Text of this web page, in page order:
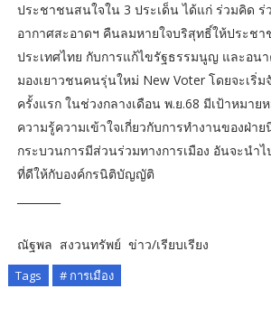
ประชาชนสนใจใน 3 ประเด็น ได้แก่ ร่วมคิด ร่
อากาศสะอาดฯ คืนลมหายใจบริสุทธิ์ให้ประช
ประเทศไทย กับการแก้ไขรัฐธรรมนูญ และอน
มองเยาวชนคนรุ่นใหม่ New Voter โดยจะเริ่ม
ครั้งแรก ในช่วงกลางเดือน พ.ย.68 มีเป้าหมาย
ความรู้ความเข้าใจเกี่ยวกับการทำงานของฝ่า
กระบวนการมีส่วนร่วมทางการเมือง อันจะนำ
ที่ดีให้กับองค์กรนิติบัญญัติ
ณัฐพล สงวนทรัพย์ ข่าว/เรียบเรียง
Tags # การเมือง